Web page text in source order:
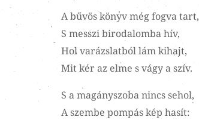
A bűvös könyv még fogva tart,
S messzi birodalomba hív,
Hol varázslatból lám kihajt,
Mit kér az elme s vágy a szív.
S a magányszoba nincs sehol,
A szembe pompás kép hasít: